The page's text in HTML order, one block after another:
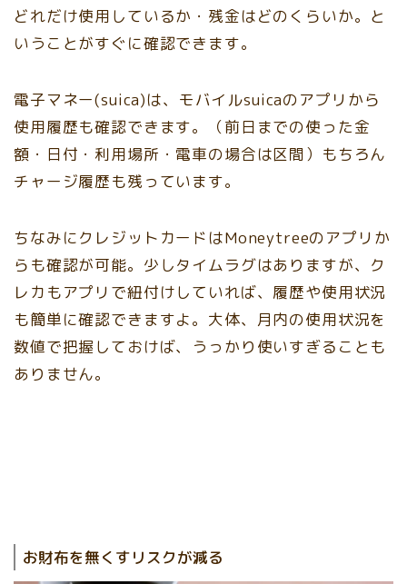
どれだけ使用しているか・残金はどのくらいか。と
いうことがすぐに確認できます。
電子マネー(suica)は、モバイルsuicaのアプリから
使用履歴も確認できます。（前日までの使った金
額・日付・利用場所・電車の場合は区間）もちろん
チャージ履歴も残っています。
ちなみにクレジットカードはMoneytreeのアプリか
らも確認が可能。少しタイムラグはありますが、ク
レカもアプリで紐付けしていれば、履歴や使用状況
も簡単に確認できますよ。大体、月内の使用状況を
数値で把握しておけば、うっかり使いすぎることも
ありません。
お財布を無くすリスクが減る